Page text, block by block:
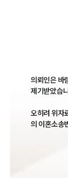
의뢰인은 바
제기받았습
오히려 위자
의 이혼소송